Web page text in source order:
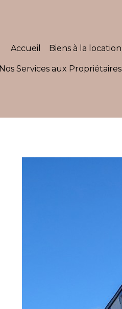
Accueil Biens à la location
Nos Services aux Propriétaires